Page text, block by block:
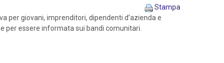
Stampa
per giovani, imprenditori, dipendenti d’azienda e
per essere informata sui bandi comunitari.